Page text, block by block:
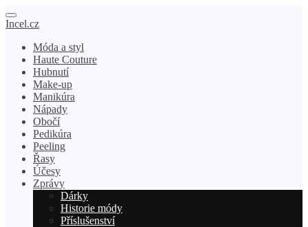
Incel.cz
Móda a styl
Haute Couture
Hubnutí
Make-up
Manikúra
Nápady
Obočí
Pedikúra
Peeling
Řasy
Účesy
Zprávy
Dárky
Historie módy
Příslušenství